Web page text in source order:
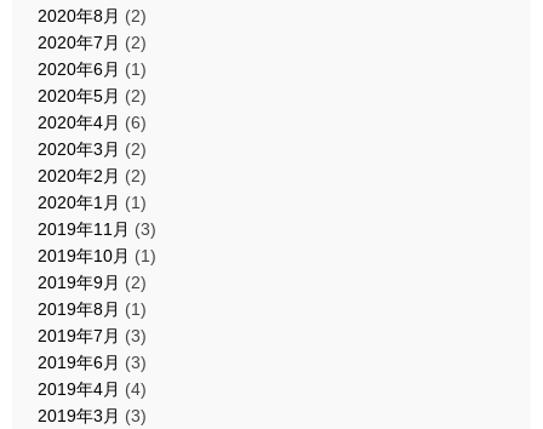
2020年8月 (2)
2020年7月 (2)
2020年6月 (1)
2020年5月 (2)
2020年4月 (6)
2020年3月 (2)
2020年2月 (2)
2020年1月 (1)
2019年11月 (3)
2019年10月 (1)
2019年9月 (2)
2019年8月 (1)
2019年7月 (3)
2019年6月 (3)
2019年4月 (4)
2019年3月 (3)